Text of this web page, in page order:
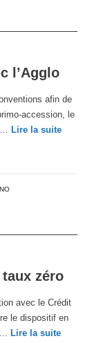
l’Agglo
afin de
accession, le
Lire la suite
zéro
avec le Crédit
le dispositif en
Lire la suite